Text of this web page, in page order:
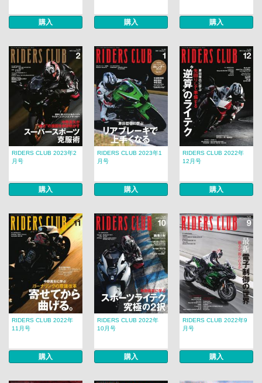
購入 購入 購入
RIDERS CLUB 2023年2
月号
購入
RIDERS CLUB 2023年1
月号
購入
RIDERS CLUB 2022年
12月号
購入
RIDERS CLUB 2022年
11月号
購入
RIDERS CLUB 2022年
10月号
購入
RIDERS CLUB 2022年9
月号
購入